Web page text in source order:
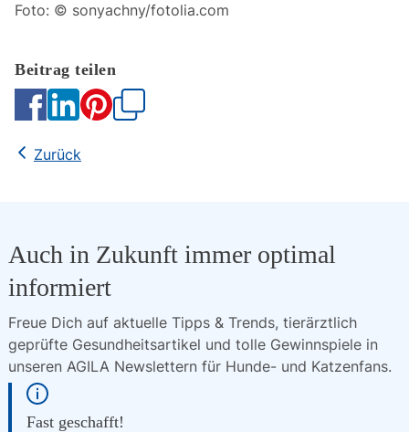
Foto: © sonyachny/fotolia.com
Zurück
Auch in Zukunft immer optimal
informiert
Freue Dich auf aktuelle Tipps & Trends, tierärztlich
geprüfte Gesundheitsartikel und tolle Gewinnspiele in
unseren AGILA Newslettern für Hunde- und Katzenfans.
Fast geschafft!